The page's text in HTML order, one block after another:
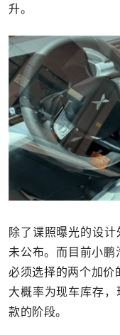
升。
除了谍照曝光的设
未公布。而目前小
必须选择的两个加价
大概率为现车库存
款的阶段。